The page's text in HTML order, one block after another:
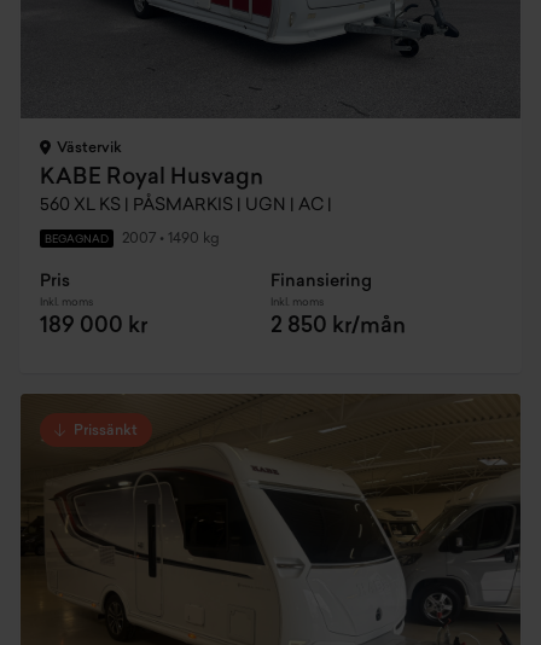
Västervik
KABE Royal Husvagn
560 XL KS | PÅSMARKIS | UGN | AC |
BEGAGNAD 2007 • 1490 kg
Pris
Inkl. moms
189 000 kr
Finansiering
Inkl. moms
2 850 kr/mån
Prissänkt